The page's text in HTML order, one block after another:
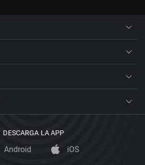
DESCARGA LA APP
Android iOS